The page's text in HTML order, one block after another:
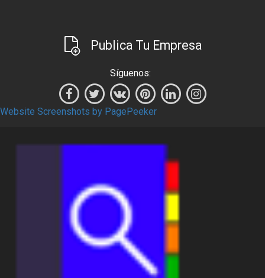
Publica Tu Empresa
Síguenos:
Website Screenshots by PagePeeker